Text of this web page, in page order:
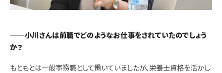
――小川さんは前職でどのようなお仕事をされていたのでしょう
か？
もともとは一般事務職として働いていましたが、栄養士資格を活かし